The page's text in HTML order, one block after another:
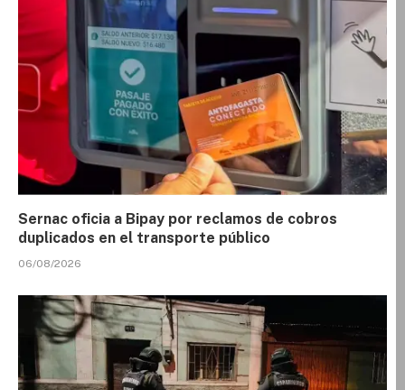
Sernac oficia a Bipay por reclamos de cobros
duplicados en el transporte público
06/08/2026